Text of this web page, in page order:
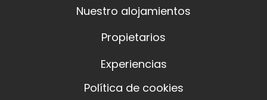
Contacta con nosotros
Nuestro alojamientos